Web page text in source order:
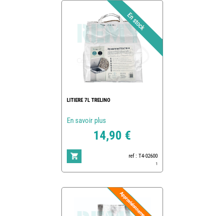
LITIERE 7L TRELINO
En savoir plus
14,90 €
ref : T4-02600
1